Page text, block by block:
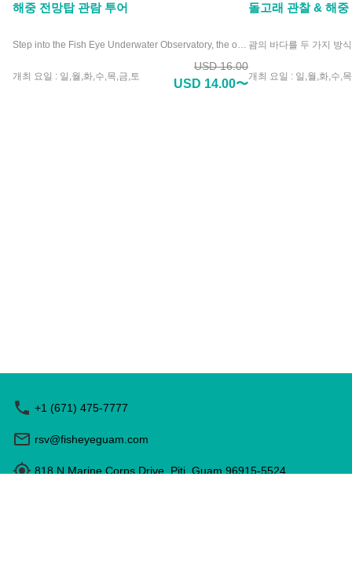
해중 전망탑 관람 투어
Step into the Fish Eye Underwater Observatory, the only facility of its kind in Micronesia, and witness the ocean like never before. Nestled in Piti Bay Marine Preserve, this unique attraction offers crystal-clear views of Guam’s vibrant marine life from a comfortable, dry viewing chamber. Picture yourself surrounded by colorful coral reefs and playful fish without ever getting wet. Whether you’re a marine enthusiast or a curious traveler, the Fish Eye Underwater Observatory promises an unforgettable experience. Why settle for an ordinary aquarium when you can immerse yourself in the wonders of the deep? Visit the Fish Eye Underwater Observatory and see the ocean’s beauty up close.
개최 요일 : 일,월,화,수,목,금,토
USD 16.00
USD 14.00〜
돌고래 관찰 & 해
개최 요일 : 일,월,화,수,
+1 (671) 475-7777
rsv@fisheyeguam.com
818 N Marine Corps Drive, Piti, Guam 96915-5524